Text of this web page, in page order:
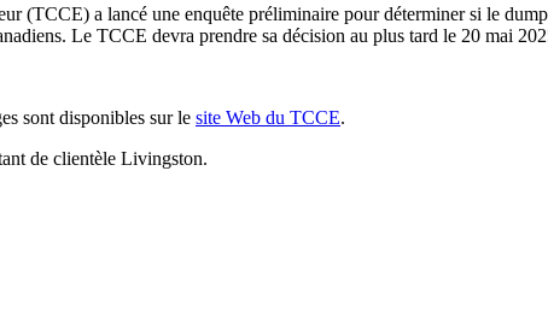
(TCCE) a lancé une enquête préliminaire pour déterminer si le
canadiens. Le TCCE devra prendre sa décision au plus tard le 20
sont disponibles sur le site Web du TCCE.
de clientèle Livingston.